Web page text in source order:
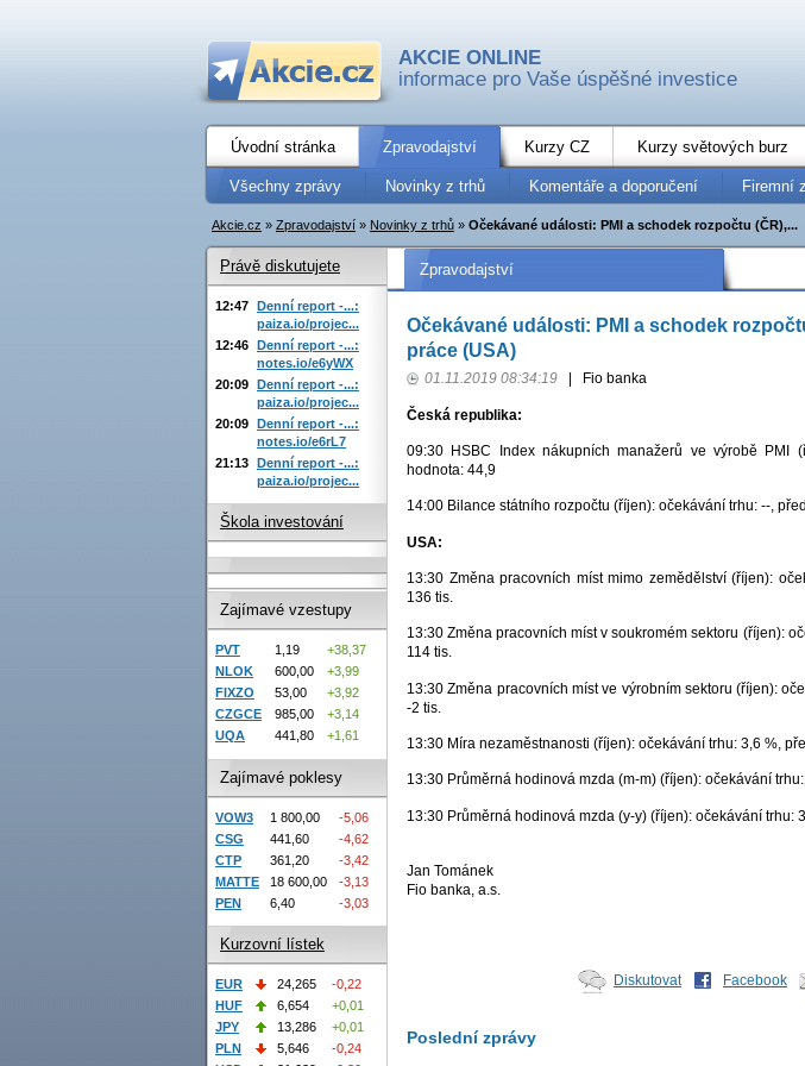
AKCIE ONLINE
informace pro Vaše úspěšné investice
Úvodní stránka Zpravodajství Kurzy CZ Kurzy světových burz
Všechny zprávy Novinky z trhů Komentáře a doporučení Firemní
Akcie.cz » Zpravodajství » Novinky z trhů » Očekávané události: PMI a schodek rozpočtu (ČR),...
Zpravodajství
Očekávané události: PMI a schodek
práce (USA)
01.11.2019 08:34:19 Fio banka
Česká republika:
09:30 HSBC Index nákupních manažerů ve výrobě PMI
hodnota: 44,9
14:00 Bilance státního rozpočtu (říjen): očekávání trhu: --,
USA:
13:30 Změna pracovních míst mimo zemědělství (říjen):
136 tis.
13:30 Změna pracovních míst v soukromém sektoru (říjen):
114 tis.
13:30 Změna pracovních míst ve výrobním sektoru (říjen):
-2 tis.
13:30 Míra nezaměstnanosti (říjen): očekávání trhu: 3,6 %,
13:30 Průměrná hodinová mzda (m-m) (říjen): očekávání
13:30 Průměrná hodinová mzda (y-y) (říjen): očekávání trhu:
Jan Tománek
Fio banka, a.s.
Diskutovat Facebook
Poslední zprávy
Právě diskutujete
12:47 Denní report -...:
paiza.io/projec...
12:46 Denní report -...:
notes.io/e6yWX
20:09 Denní report -...:
paiza.io/projec...
20:09 Denní report -...:
notes.io/e6rL7
21:13 Denní report -...:
paiza.io/projec...
Škola investování
Zajímavé vzestupy
PVT 1,19
+38,37
NLOK
600,00
+3,99
FIXZO
53,00
+3,92
CZGCE
985,00
+3,14
UQA
441,80 +1,61
Zajímavé poklesy
VOW3 1 800,00
-5,06
CSG
441,60
-4,62
CTP
361,20
-3,42
MATTE
18 600,00
-3,13
PEN
6,40 -3,03
Kurzovní lístek
EUR 24,265
-0,22
HUF
6,654
+0,01
JPY
13,286
+0,01
PLN
5,646
-0,24